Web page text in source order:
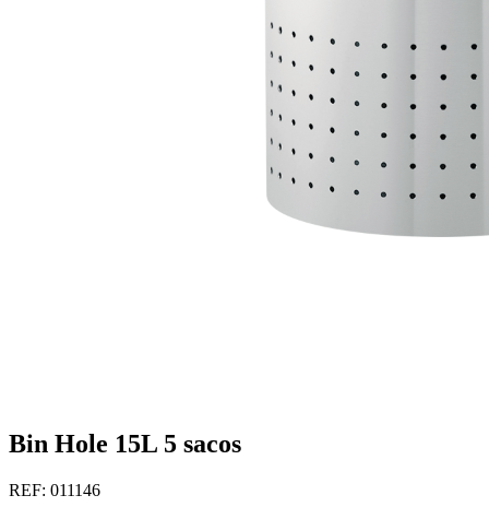
Bin Hole 15L 5 sacos
REF: 011146